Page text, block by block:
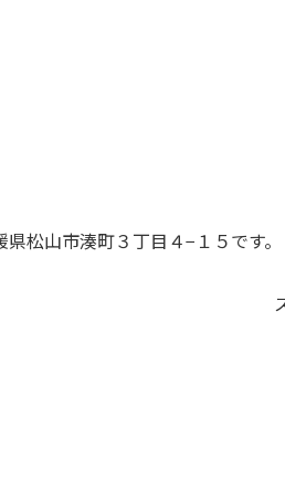
松山市湊町３丁目４−１５です。